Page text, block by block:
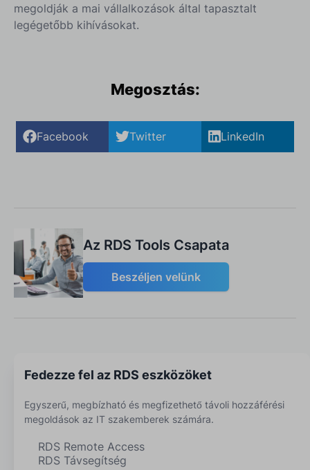
megoldják a mai vállalkozások által tapasztalt
legégetőbb kihívásokat.
Megosztás:
Facebook Twitter LinkedIn
Az RDS Tools Csapata
Beszéljen velünk
Fedezze fel az RDS eszközöket
Egyszerű, megbízható és megfizethető távoli hozzáférési
megoldások az IT szakemberek számára.
RDS Remote Access
RDS Távsegítség